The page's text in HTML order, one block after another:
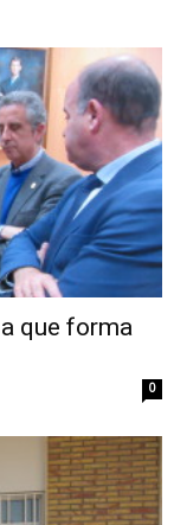
que forma
0